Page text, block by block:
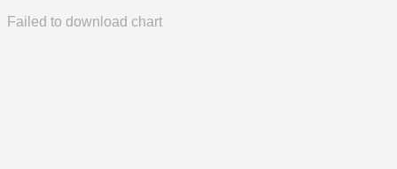
Failed to download chart